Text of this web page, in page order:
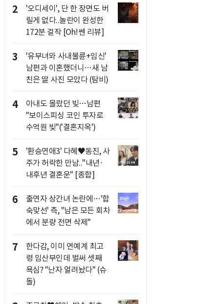
2
'오디세이', 단 한 장면도 버
릴게 없다..놀란이 완성한
172분 걸작 [Oh!쎈 리뷰]
3
'유부녀와 사내불륜+임신'
남편과 이혼했더니…새 남
친은 딸 사진 모았다 (탐비)
4
아내도 몰랐던 빚…남편
"보이스피싱 코인 투자로
수억원 빚"('결혼지옥')
5
'환승연애3' 다혜♥동진, 사
주가 허락한 만남.."내년·
내후년 결혼운" [종합]
6
출연자 상간녀 논란에…'합
숙맞선' 측, "남은 모든 회차
에서 분량 전면 삭제"
7
한다감, 이미 연예계 최고
령 임산부인데 벌써 셋째
욕심? "난자 얼려놨다" (슈
돌)